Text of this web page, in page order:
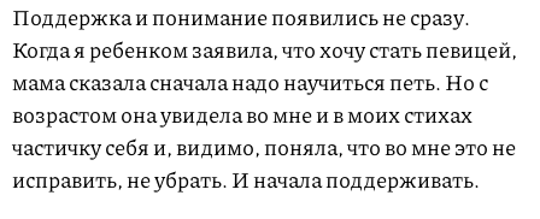
Поддержка и понимание появились не сразу.
Когда я ребенком заявила, что хочу стать певицей,
мама сказала сначала надо научиться петь. Но с
возрастом она увидела во мне и в моих стихах
частичку себя и, видимо, поняла, что во мне это не
исправить, не убрать. И начала поддерживать.